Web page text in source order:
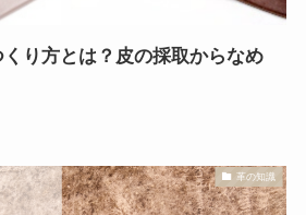
り方とは？皮の採取からなめ
革の知識